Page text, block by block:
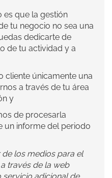
es que la gestión
tu negocio no sea una
dedicarte de
de tu actividad y a
cliente únicamente una
a través de tu área
y
de procesarla
un informe del periodo
los medios para el
través de la web